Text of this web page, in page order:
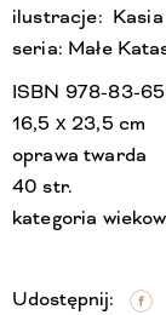
ilustracje: Kasia
seria: Małe
ISBN 978-83-
16,5 x 23,5 cm
oprawa twarda
40 str.
kategoria
Udostępnij: